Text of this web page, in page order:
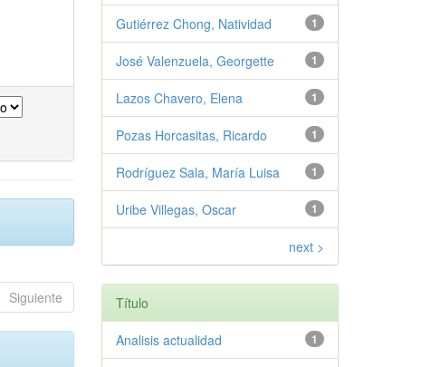
Siguiente
1
Gutiérrez Chong, Natividad
1
José Valenzuela, Georgette
1
Lazos Chavero, Elena
1
Pozas Horcasitas, Ricardo
1
Rodríguez Sala, María Luisa
1
Uribe Villegas, Oscar
next >
Título
1
Analisis actualidad